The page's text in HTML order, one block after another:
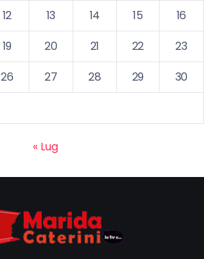
12 13 14 15
16
19 20 21 22
23
26 27 28 29
30
« Lug